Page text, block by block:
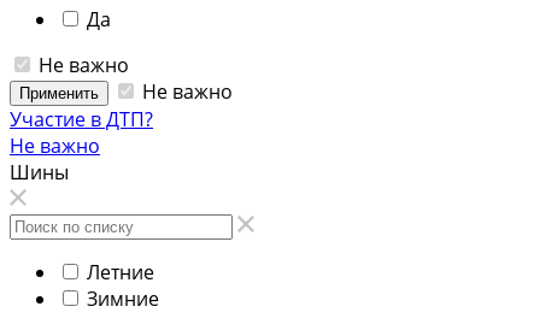
Да
Не важно
Применить
Не важно
Участие в ДТП?
Не важно
Шины
Летние
Зимние